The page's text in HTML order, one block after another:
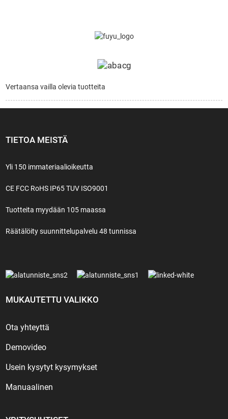
Vertaansa vailla olevia tuotteita
TIETOA MEISTÄ
Yli 150 immateriaalioikeutta
CE FCC RoHS IP65 TUV ISO9001
Tuotteita myydään 105 maassa
Räätälöity suunnittelupalvelu 48 tunnissa
MUKAUTETTU VALIKKO
Ota yhteyttä
Demovideo
Usein kysytyt kysymykset
Manuaalinen